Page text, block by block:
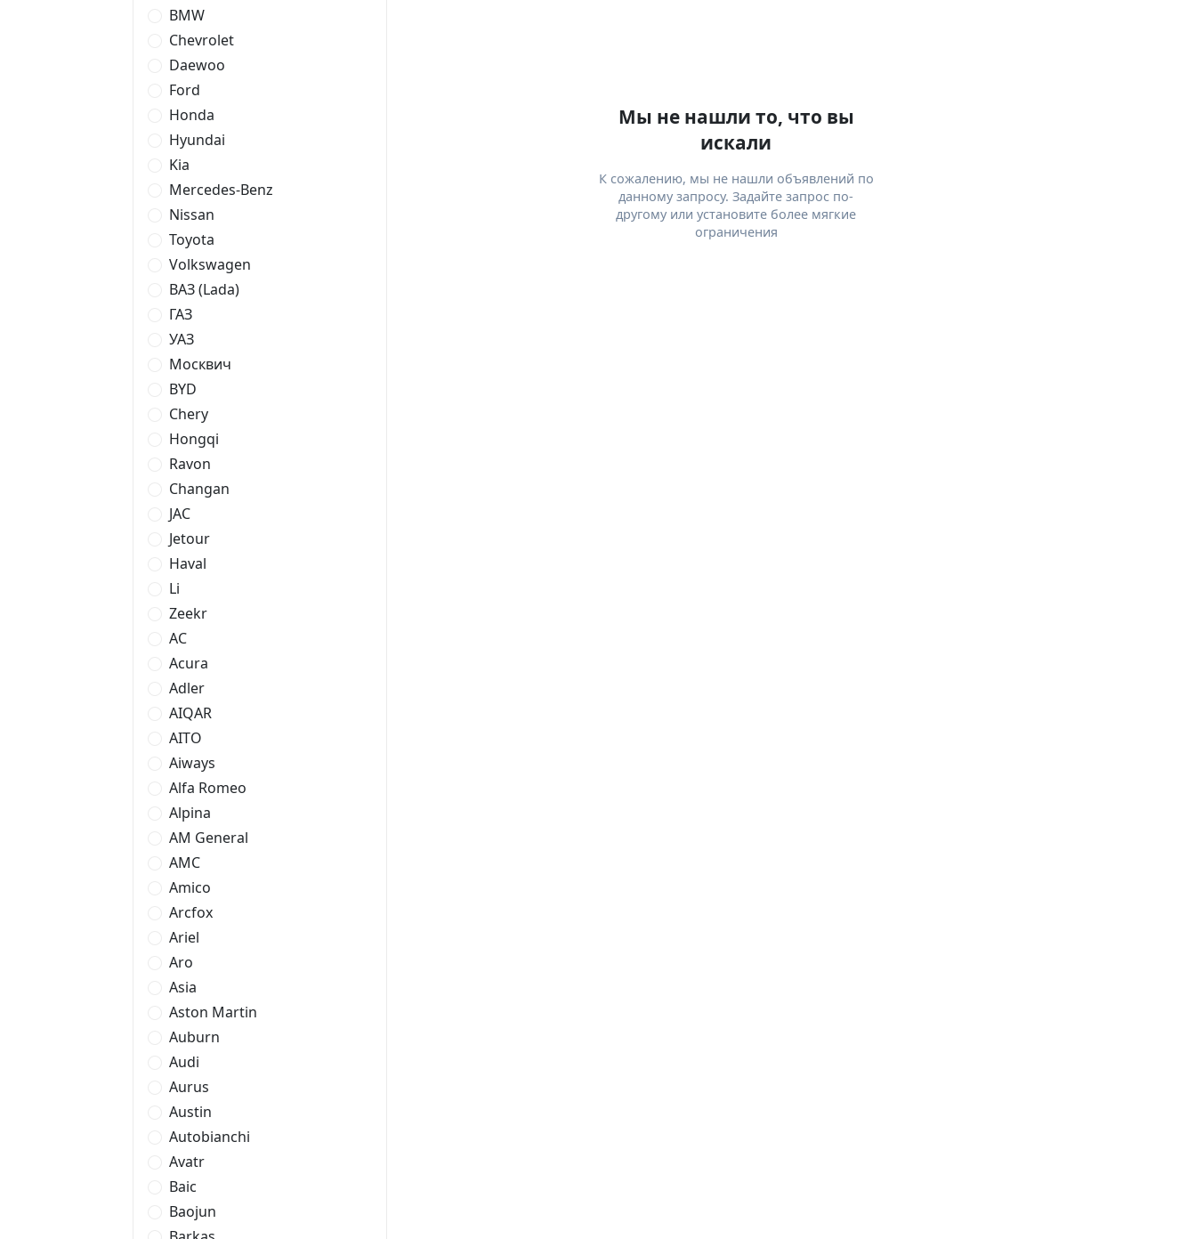
Мы не нашли то, что вы
искали
К сожалению, мы не нашли объявлений по
данному запросу. Задайте запрос по-
другому или установите более мягкие
ограничения
BMW
Chevrolet
Daewoo
Ford
Honda
Hyundai
Kia
Mercedes-Benz
Nissan
Toyota
Volkswagen
ВАЗ (Lada)
ГАЗ
УАЗ
Москвич
BYD
Chery
Hongqi
Ravon
Changan
JAC
Jetour
Haval
Li
Zeekr
AC
Acura
Adler
AIQAR
AITO
Aiways
Alfa Romeo
Alpina
AM General
AMC
Amico
Arcfox
Ariel
Aro
Asia
Aston Martin
Auburn
Audi
Aurus
Austin
Autobianchi
Avatr
Baic
Baojun